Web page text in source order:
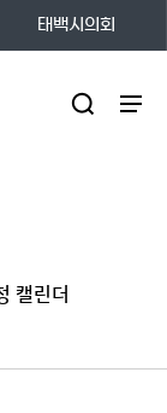
태백시의회
캘린더